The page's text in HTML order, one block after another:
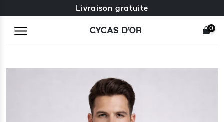
Échange gratuit + retours gratuits
Livraison gratuite
CYCAS D'OR 0